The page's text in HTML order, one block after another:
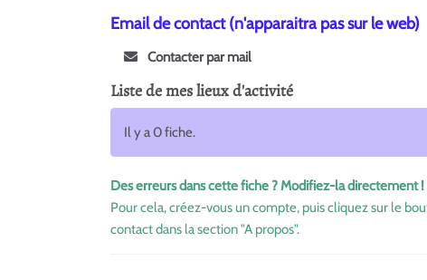
Email de contact (n'apparaitra pas sur le web)
Contacter par mail
Liste de mes lieux d'activité
Il y a 0 fiche.
Des erreurs dans cette fiche ? Modifiez-la directement !
Pour cela, créez-vous un compte, puis cliquez sur le
contact dans la section "A propos".